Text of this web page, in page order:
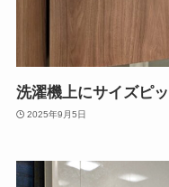
洗濯機上にサイズピ
2025年9月5日